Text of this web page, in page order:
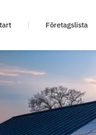
Företagslista